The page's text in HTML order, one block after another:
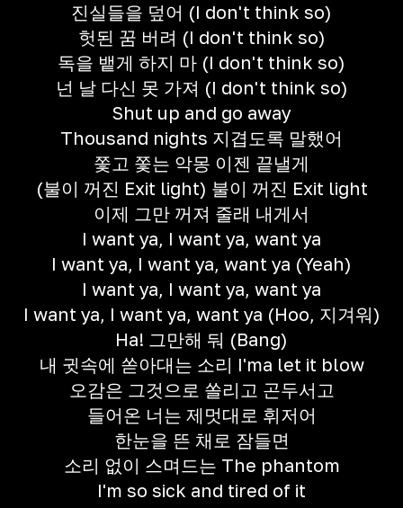
진실들을 덮어 (I don't think so)
헛된 꿈 버려 (I don't think so)
독을 뱉게 하지 마 (I don't think so)
넌 날 다신 못 가져 (I don't think so)
Shut up and go away
Thousand nights 지겹도록 말했어
쫓고 쫓는 악몽 이젠 끝낼게
(불이 꺼진 Exit light) 불이 꺼진 Exit light
이제 그만 꺼져 줄래 내게서
I want ya, I want ya, want ya
I want ya, I want ya, want ya (Yeah)
I want ya, I want ya, want ya
I want ya, I want ya, want ya (Hoo, 지겨워)
Ha! 그만해 둬 (Bang)
내 귓속에 쏟아대는 소리 I'ma let it blow
오감은 그것으로 쏠리고 곤두서고
들어온 너는 제멋대로 휘저어
한눈을 뜬 채로 잠들면
소리 없이 스며드는 The phantom
I'm so sick and tired of it